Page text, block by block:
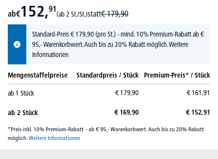
ab€152,91
(ab 2 St./St.)statt€ 179,90
Standard-Preis€ 179,90(pro St.) - mind. 10% Premium-Rabatt ab €
95,- Warenkorbwert. Auch bis zu 20% Rabatt möglich.Weitere
Informationen
Mengenstaffelpreise Standardpreis / Stück Premium-Preis* / Stück
ab 1 Stück € 179,90 € 161,91
ab 2 Stück € 169,90 € 152,91
*Preis inkl. 10% Premium-Rabatt - ab € 95,- Warenkorbwert. Auch bis zu 20% Rabatt
möglich. Weitere Informationen